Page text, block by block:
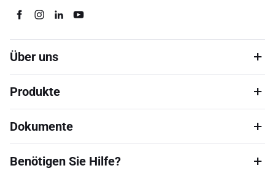
Über uns
Produkte
Dokumente
Benötigen Sie Hilfe?